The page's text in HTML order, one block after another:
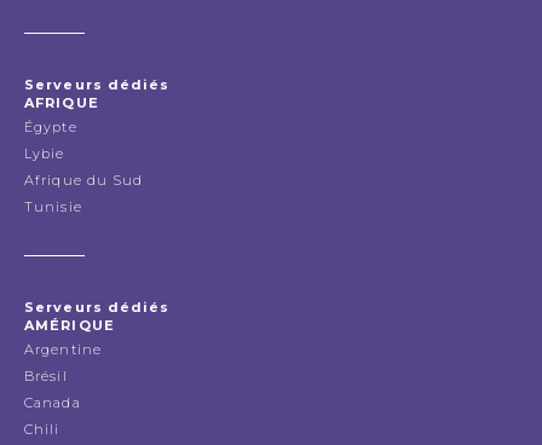
Serveurs dédiés
AFRIQUE
Égypte
Lybie
Afrique du Sud
Tunisie
Serveurs dédiés
AMÉRIQUE
Argentine
Brésil
Canada
Chili